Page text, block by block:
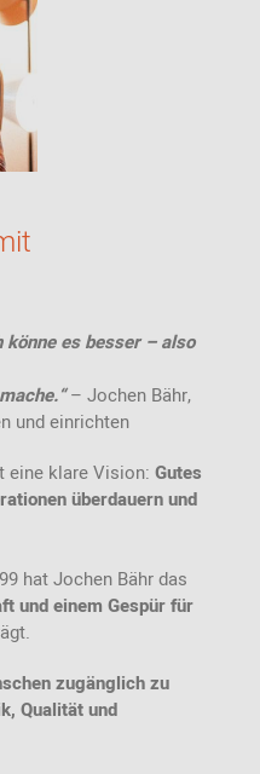
es besser – also
– Jochen Bähr,
und einrichten
eine klare Vision: Gutes
überdauern und
hat Jochen Bähr das
und einem Gespür für
zugänglich zu
Qualität und